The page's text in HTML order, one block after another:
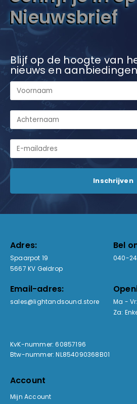
Nieuwsbrief
Blijf op de hoogte van
nieuws en
Adres:
Spaarpot 19
5667 KV Geldrop
Bel
040-
Email-adres:
sales@lightandsound.store
Ma -
Za:
KvK-nummer: 60857196
Btw-nummer: NL854090368B01
Account
Mijn Account